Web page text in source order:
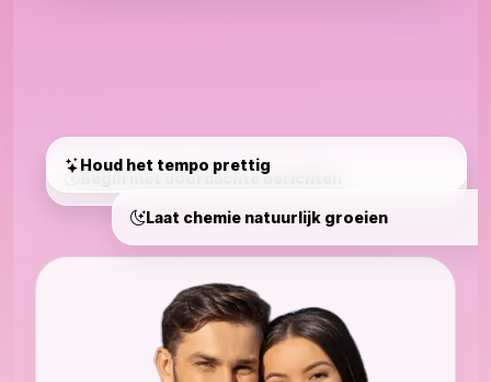
Begin met doordachte berichten
Houd het tempo prettig
Laat chemie natuurlijk groeien